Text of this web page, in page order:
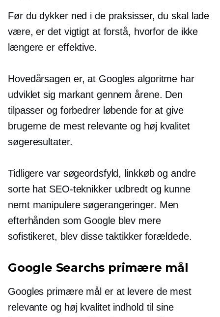
Før du dykker ned i de praksisser, du skal lade
være, er det vigtigt at forstå, hvorfor de ikke
længere er effektive.
Hovedårsagen er, at Googles algoritme har
udviklet sig markant gennem årene. Den
tilpasser og forbedrer løbende for at give
brugerne de mest relevante og høj kvalitet
søgeresultater.
Tidligere var søgeordsfyld, linkkøb og andre
sorte hat SEO-teknikker udbredt og kunne
nemt manipulere søgerangeringer. Men
efterhånden som Google blev mere
sofistikeret, blev disse taktikker forældede.
Google Searchs primære mål
Googles primære mål er at levere de mest
relevante og høj kvalitetindhold til sine